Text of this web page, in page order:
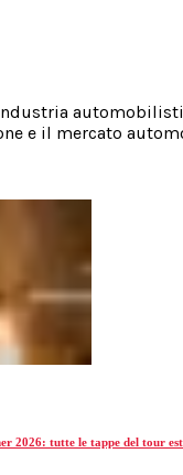
e il mercato
2026: tutte le tappe del tour